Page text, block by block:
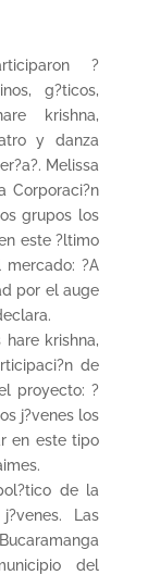
?
g?ticos,
krishna,
y danza
Melissa
Corporaci?n
grupos los
este ?ltimo
?A
por el auge
krishna,
de
proyecto: ?
j?venes los
en este tipo
de la
Las
del